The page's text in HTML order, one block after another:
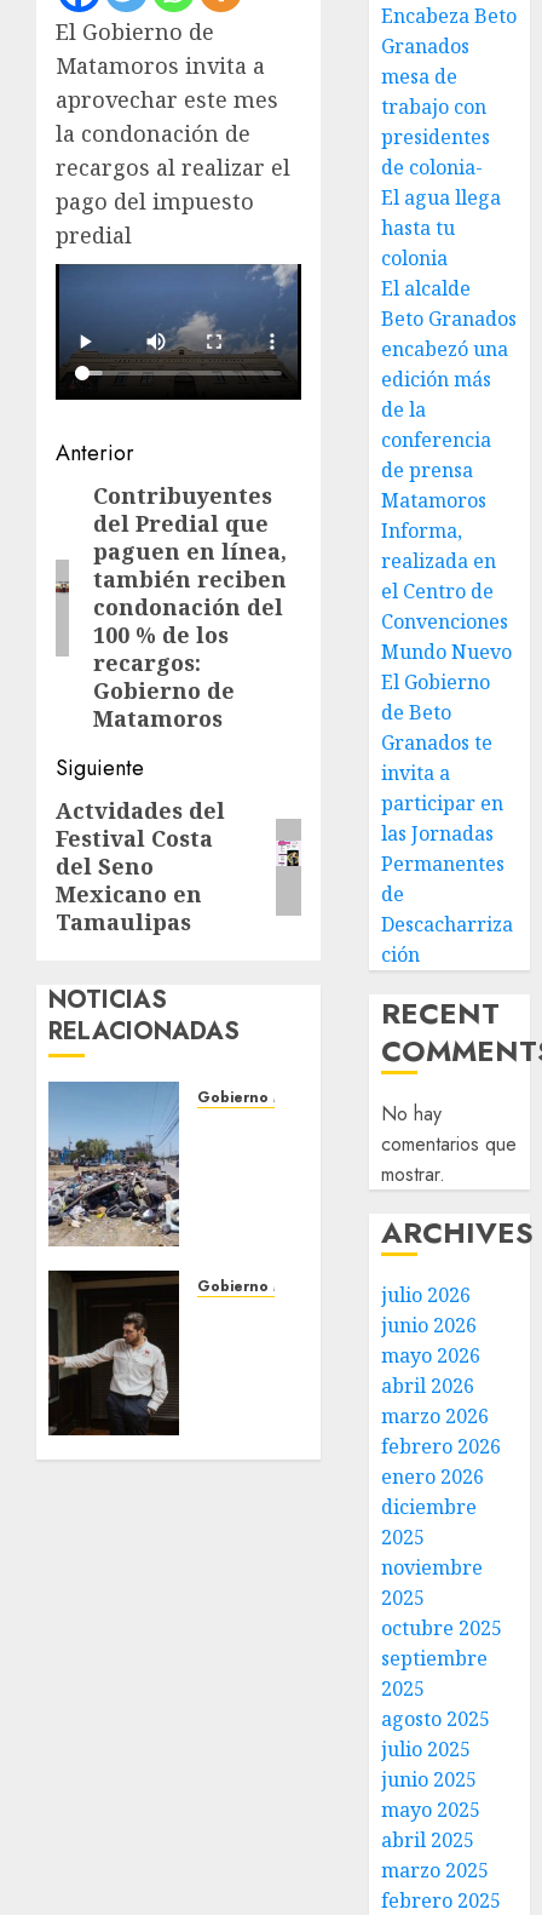
El Gobierno de
Matamoros invita a
aprovechar este mes
la condonación de
recargos al realizar el
pago del impuesto
predial
Post
navigation
Anterior
Entrada
anterior:
Contribuyentes
del Predial que
paguen en línea,
también reciben
condonación del
100 % de los
recargos:
Gobierno de
Matamoros
Siguiente
Siguiente
entrada:
Actvidades del
Festival Costa
del Seno
Mexicano en
Tamaulipas
NOTICIAS
RELACIONADAS
Gobierno Matamoros
limpieza
JULIO DE
Gobierno Matamoros
Encabeza Beto
Granados
mesa de
trabajo con
presidentes
de colonia-
El agua llega
hasta tu
colonia
El alcalde
Beto Granados
encabezó una
edición más
de la
conferencia
de prensa
Matamoros
Informa,
realizada en
el Centro de
Convenciones
Mundo Nuevo
El Gobierno
de Beto
Granados te
invita a
participar en
las Jornadas
Permanentes
de
Descacharriza
ción
RECENT
No hay
comentarios que
mostrar.
ARCHIVES
julio 2026
junio 2026
mayo 2026
abril 2026
marzo 2026
febrero 2026
enero 2026
diciembre
2025
noviembre
2025
octubre 2025
septiembre
2025
agosto 2025
julio 2025
junio 2025
mayo 2025
abril 2025
marzo 2025
febrero 2025